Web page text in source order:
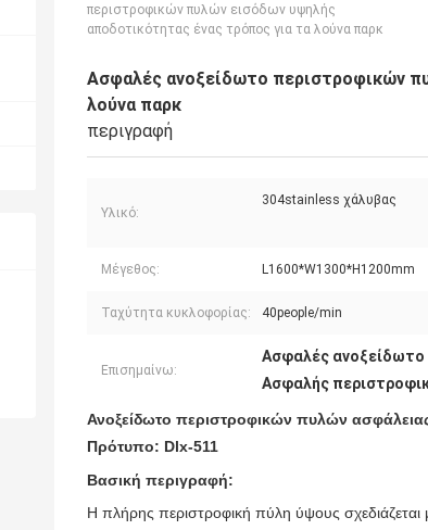
περιστροφικών πυλών εισόδων υψηλής
αποδοτικότητας ένας τρόπος για τα λούνα παρκ
Ασφαλές ανοξείδωτο περιστροφικών
λούνα παρκ
περιγραφή
Υλικό:
304stainless χάλυβας
Μέγεθος: L1600*W1300*H1200mm
Ταχύτητα κυκλοφορίας: 40people/min
Επισημαίνω:
Ασφαλές
Ασφαλής
Ανοξείδωτο περιστροφικών πυλών
Πρότυπο: Dlx-511
Βασική περιγραφή:
Η πλήρης περιστροφική πύλη ύψους σχεδιάζεται